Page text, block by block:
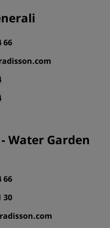
66
Water Garden
66
30